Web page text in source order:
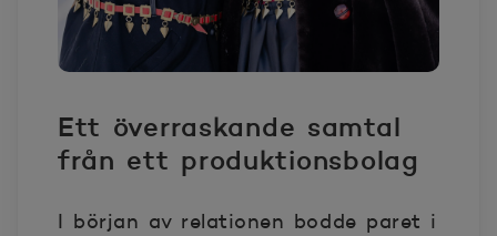
Ett överraskande samtal
från ett produktionsbolag
I början av relationen bodde paret i